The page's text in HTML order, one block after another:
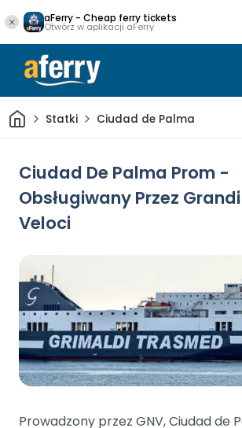
aFerry - Cheap ferry tickets
Otwórz w aplikacji aFerry
DomStatki Ciudad de Palma
Ciudad De Palma Prom -
Obsługiwany Przez
Veloci
Prowadzony przez GNV, Ciudad de